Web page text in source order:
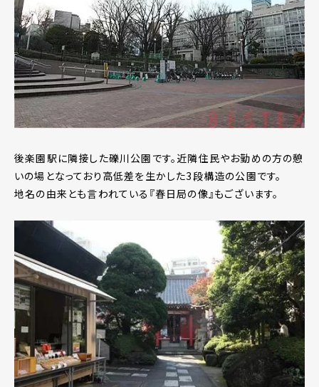
後楽園駅に隣接した礫川公園です。近隣住民やお勤めの方の憩
いの場となっており高低差を生かした3段構造の公園です。
地名の由来とも言われている『春日局の像』もございます。